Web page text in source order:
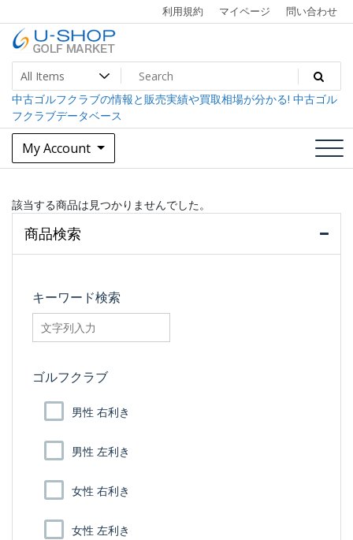
to
content
利用規約 マイページ 問い合わせ
U-SHOP Golf Market dev
中古ゴルフクラブ最大級！U-SHOPゴルフマーケット
中古ゴルフクラブの情報と販売実績や買取相場が分かる! 中古ゴル
フクラブデータベース
My Account
該当する商品は見つかりませんでした。
商品検索
キーワード検索
searchfilter_pro
ゴルフクラブ
男性 右利き
男性 左利き
女性 右利き
女性 左利き